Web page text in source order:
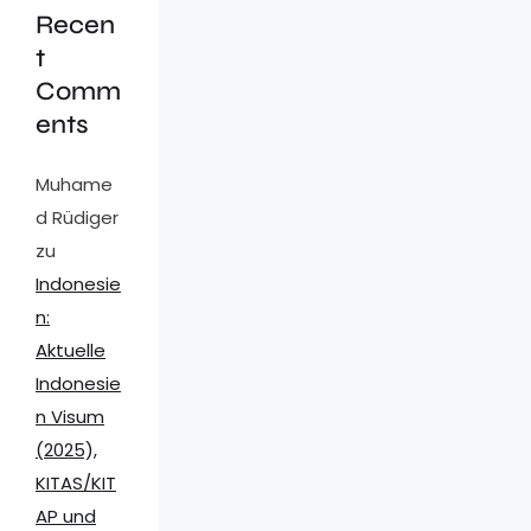
Recen
t
Comm
ents
Muhame
d Rüdiger
zu
Indonesie
n:
Aktuelle
Indonesie
n Visum
(2025),
KITAS/KIT
AP und